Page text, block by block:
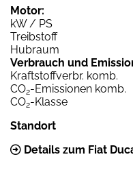
Motor:
kW / PS
Treibstoff
Hubraum
Verbrauch und
Kraftstoffverbr. komb.
CO2-Emissionen komb.
CO2-Klasse
Standort
Details zum Fiat